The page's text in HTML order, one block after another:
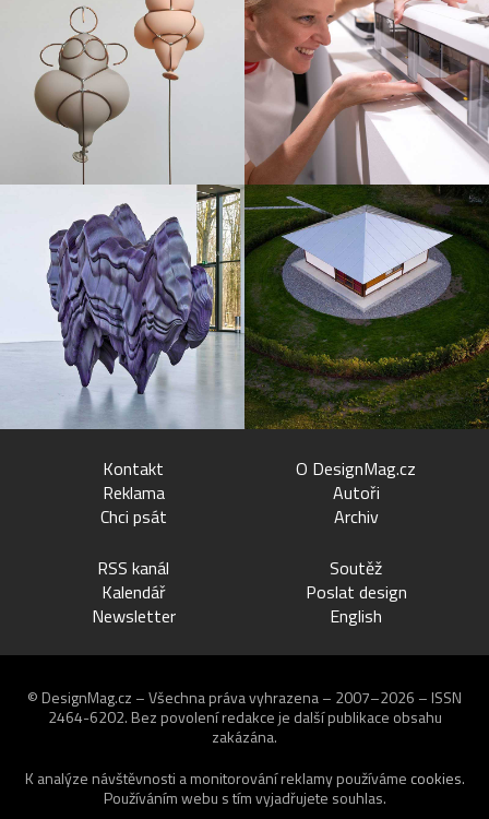
Kontakt
Reklama
Chci psát
O DesignMag.cz
Autoři
Archiv
RSS kanál
Kalendář
Newsletter
Soutěž
Poslat design
English
© DesignMag.cz – Všechna práva vyhrazena – 2007–2026 – ISSN
2464-6202. Bez povolení redakce je další publikace obsahu
zakázána.
K analýze návštěvnosti a monitorování reklamy používáme cookies.
Používáním webu s tím vyjadřujete souhlas.